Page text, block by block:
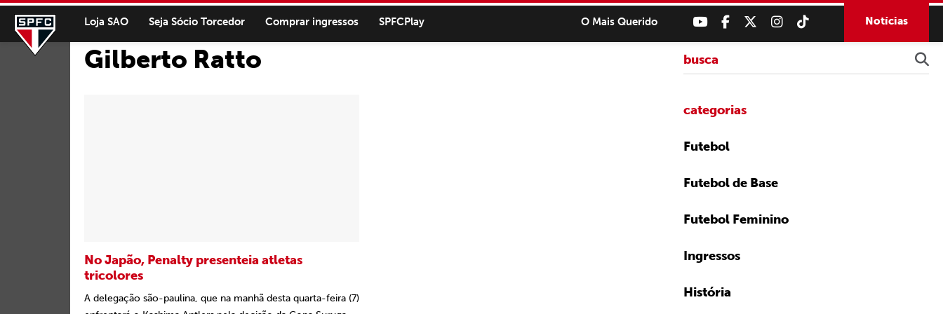
Loja SAO Seja Sócio Torcedor Comprar ingressos SPFCPlay O Mais Querido Notícias
Gilberto Ratto
No Japão, Penalty presenteia atletas
tricolores
A delegação são-paulina, que na manhã desta quarta-feira (7)
categorias
Futebol
Futebol de Base
Futebol Feminino
Ingressos
História